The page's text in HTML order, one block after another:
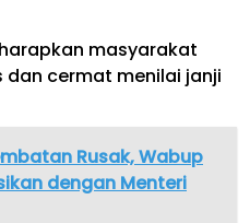
masyarakat
cermat menilai janji
Rusak, Wabup
dengan Menteri